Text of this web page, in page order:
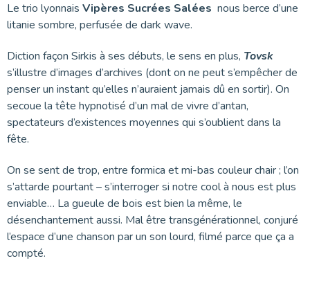
Le trio lyonnais Vipères Sucrées Salées nous berce d’une
litanie sombre, perfusée de dark wave.
Diction façon Sirkis à ses débuts, le sens en plus, Tovsk
s’illustre d’images d’archives (dont on ne peut s’empêcher de
penser un instant qu’elles n’auraient jamais dû en sortir). On
secoue la tête hypnotisé d’un mal de vivre d’antan,
spectateurs d’existences moyennes qui s’oublient dans la
fête.
On se sent de trop, entre formica et mi-bas couleur chair ; l’on
s’attarde pourtant – s’interroger si notre cool à nous est plus
enviable… La gueule de bois est bien la même, le
désenchantement aussi. Mal être transgénérationnel, conjuré
l’espace d’une chanson par un son lourd, filmé parce que ça a
compté.